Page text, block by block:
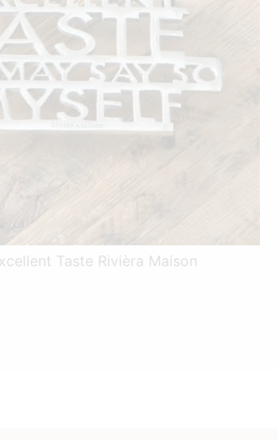
Taste Rivièra Maison